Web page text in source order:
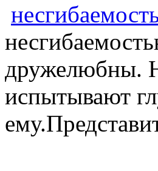
дружелюбны.
испытывают